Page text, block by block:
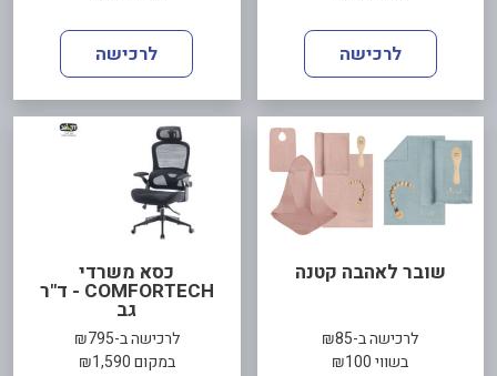
לרכישה לרכישה
שובר לאהבה קטנה
לרכישה ב-₪85
בשווי ₪100
כסא משרדי
COMFORTECH - ד"ר
גב
לרכישה ב-₪795
במקום ₪1,590